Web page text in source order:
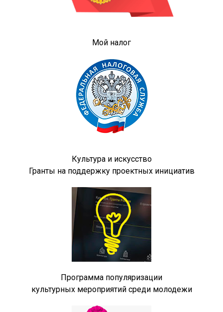
Мой налог
Культура и искусство
Гранты на поддержку проектных инициатив
Программа популяризации
культурных мероприятий среди молодежи